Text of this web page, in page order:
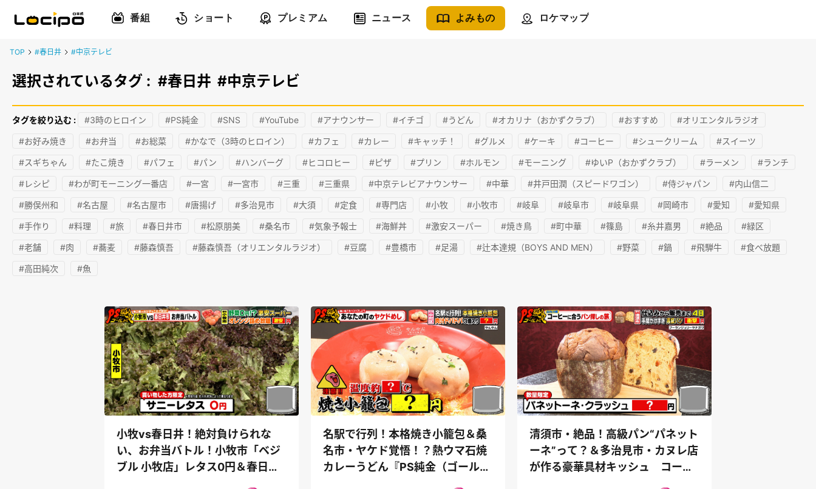
番組 ショート プレミアム ニュース よみもの ロケマップ
TOP #春日井 #中京テレビ
選択されているタグ : #春日井 #中京テレビ
タグを絞り込む : #3時のヒロイン #PS純金 #SNS #YouTube #アナウンサー #イチゴ #うどん #オカリナ（おかずクラブ） #おすすめ #オリエンタルラジオ
#お好み焼き #お弁当 #お総菜 #かなで（3時のヒロイン） #カフェ #カレー #キャッチ！ #グルメ #ケーキ #コーヒー #シュークリーム #スイーツ
#スギちゃん #たこ焼き #パフェ #パン #ハンバーグ #ヒコロヒー #ピザ #プリン #ホルモン #モーニング #ゆいP（おかずクラブ） #ラーメン #ランチ
#レシピ #わが町モーニング一番店 #一宮 #一宮市 #三重 #三重県 #中京テレビアナウンサー #中華 #井戸田潤（スピードワゴン） #侍ジャパン #内山信二
#勝俣州和 #名古屋 #名古屋市 #唐揚げ #多治見市 #大須 #定食 #専門店 #小牧 #小牧市 #岐阜 #岐阜市 #岐阜県 #岡崎市 #愛知 #愛知県
#手作り #料理 #旅 #春日井市 #松原朋美 #桑名市 #気象予報士 #海鮮丼 #激安スーパー #焼き鳥 #町中華 #篠島 #糸井嘉男 #絶品 #緑区
#老舗 #肉 #蕎麦 #藤森慎吾 #藤森慎吾（オリエンタルラジオ） #豆腐 #豊橋市 #足湯 #辻本達規（BOYS AND MEN） #野菜 #鍋 #飛騨牛 #食べ放題
#高田純次 #魚
小牧vs春日井！絶対負けられな
い、お弁当バトル！小牧市「ベジ
ブル 小牧店」レタス0円＆春日井
名駅で行列！本格焼き小籠包＆桑
名市・ヤケド覚悟！？熱ウマ石焼
カレーうどん『PS純金（ゴール
清須市・絶品！高級パン“パネット
ーネ”って？＆多治見市・カヌレ店
が作る豪華具材キッシュ コーヒ